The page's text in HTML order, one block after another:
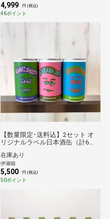
4,999 円 (税込)
46ポイント
【数量限定･送料込】2セット オ
リジナルラベル日本酒缶（計6
在庫あり
伊湘箱
5,500 円 (税込)
50ポイント